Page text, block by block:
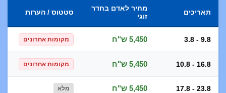
תאריכים
מחיר לאדם בחדר
זוגי
סטטוס / הערות
3.8 - 9.8 5,450 ש"ח מקומות אחרונים
10.8 - 16.8 5,450 ש"ח מקומות אחרונים
17.8 - 23.8 5,450 ש"ח מלא